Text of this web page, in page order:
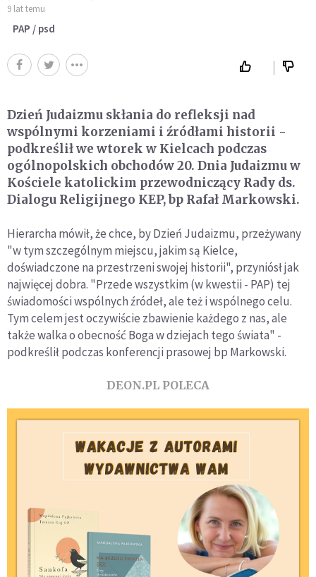
9 lat temu
PAP / psd
Dzień Judaizmu skłania do refleksji nad
wspólnymi korzeniami i źródłami historii -
podkreślił we wtorek w Kielcach podczas
ogólnopolskich obchodów 20. Dnia Judaizmu w
Kościele katolickim przewodniczący Rady ds.
Dialogu Religijnego KEP, bp Rafał Markowski.
Hierarcha mówił, że chce, by Dzień Judaizmu, przeżywany
"w tym szczególnym miejscu, jakim są Kielce,
doświadczone na przestrzeni swojej historii", przyniósł jak
najwięcej dobra. "Przede wszystkim (w kwestii - PAP) tej
świadomości wspólnych źródeł, ale też i wspólnego celu.
Tym celem jest oczywiście zbawienie każdego z nas, ale
także walka o obecność Boga w dziejach tego świata" -
podkreślił podczas konferencji prasowej bp Markowski.
DEON.PL POLECA